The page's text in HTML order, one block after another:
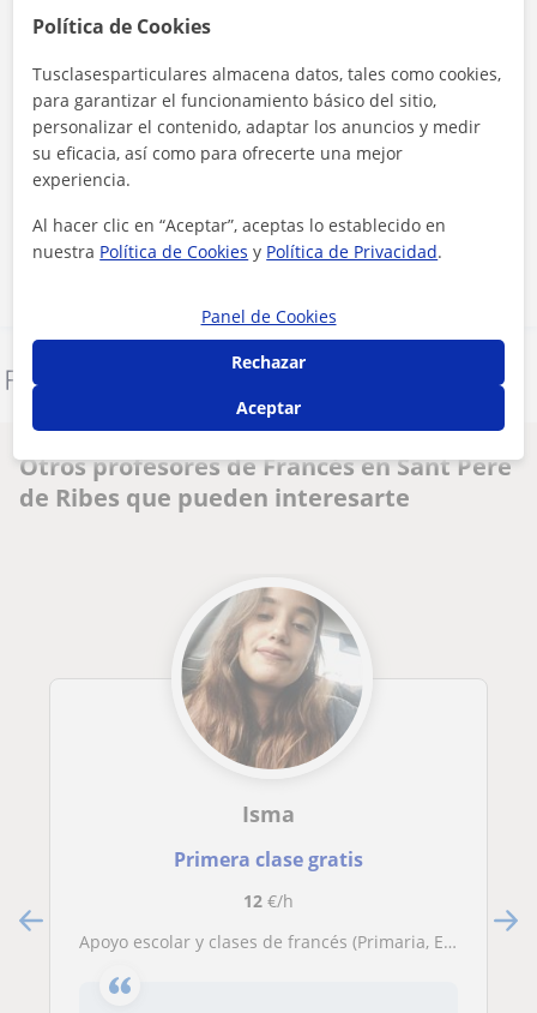
Al hacer clic, aceptas nuestroaviso legal y deprivacidad
Contactar ahora
Denunciar este perfil
Otros profesores de Francés en Sant Pere
de Ribes que pueden interesarte
Isma
Primera clase gratis
12€/h
Apoyo escolar y clases de francés (Primaria, ESO y Bachillerato)
Política de Cookies
Tusclasesparticulares almacena datos, tales como cookies,
para garantizar el funcionamiento básico del sitio,
personalizar el contenido, adaptar los anuncios y medir
su eficacia, así como para ofrecerte una mejor
experiencia.
Al hacer clic en “Aceptar”, aceptas lo establecido en
nuestra Política de Cookies y Política de Privacidad.
Panel de Cookies
Rechazar
Aceptar